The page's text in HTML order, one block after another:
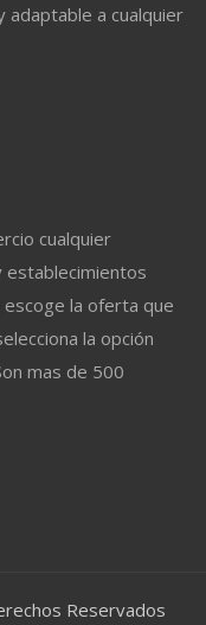
a cualquier
cualquier
la oferta que
la opción
mas de 500
Reservados